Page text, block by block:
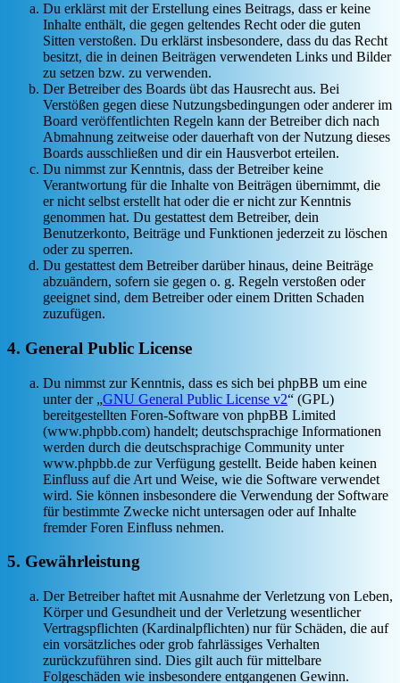
Du erklärst mit der Erstellung eines Beitrags, dass er keine
Inhalte enthält, die gegen geltendes Recht oder die guten
Sitten verstoßen. Du erklärst insbesondere, dass du das Recht
besitzt, die in deinen Beiträgen verwendeten Links und Bilder
zu setzen bzw. zu verwenden.
Der Betreiber des Boards übt das Hausrecht aus. Bei
Verstößen gegen diese Nutzungsbedingungen oder anderer im
Board veröffentlichten Regeln kann der Betreiber dich nach
Abmahnung zeitweise oder dauerhaft von der Nutzung dieses
Boards ausschließen und dir ein Hausverbot erteilen.
Du nimmst zur Kenntnis, dass der Betreiber keine
Verantwortung für die Inhalte von Beiträgen übernimmt, die
er nicht selbst erstellt hat oder die er nicht zur Kenntnis
genommen hat. Du gestattest dem Betreiber, dein
Benutzerkonto, Beiträge und Funktionen jederzeit zu löschen
oder zu sperren.
Du gestattest dem Betreiber darüber hinaus, deine Beiträge
abzuändern, sofern sie gegen o. g. Regeln verstoßen oder
geeignet sind, dem Betreiber oder einem Dritten Schaden
zuzufügen.
4. General Public License
Du nimmst zur Kenntnis, dass es sich bei phpBB um eine
unter der „GNU General Public License v2“ (GPL)
bereitgestellten Foren-Software von phpBB Limited
(www.phpbb.com) handelt; deutschsprachige Informationen
werden durch die deutschsprachige Community unter
www.phpbb.de zur Verfügung gestellt. Beide haben keinen
Einfluss auf die Art und Weise, wie die Software verwendet
wird. Sie können insbesondere die Verwendung der Software
für bestimmte Zwecke nicht untersagen oder auf Inhalte
fremder Foren Einfluss nehmen.
5. Gewährleistung
Der Betreiber haftet mit Ausnahme der Verletzung von Leben,
Körper und Gesundheit und der Verletzung wesentlicher
Vertragspflichten (Kardinalpflichten) nur für Schäden, die auf
ein vorsätzliches oder grob fahrlässiges Verhalten
zurückzuführen sind. Dies gilt auch für mittelbare
Folgeschäden wie insbesondere entgangenen Gewinn.